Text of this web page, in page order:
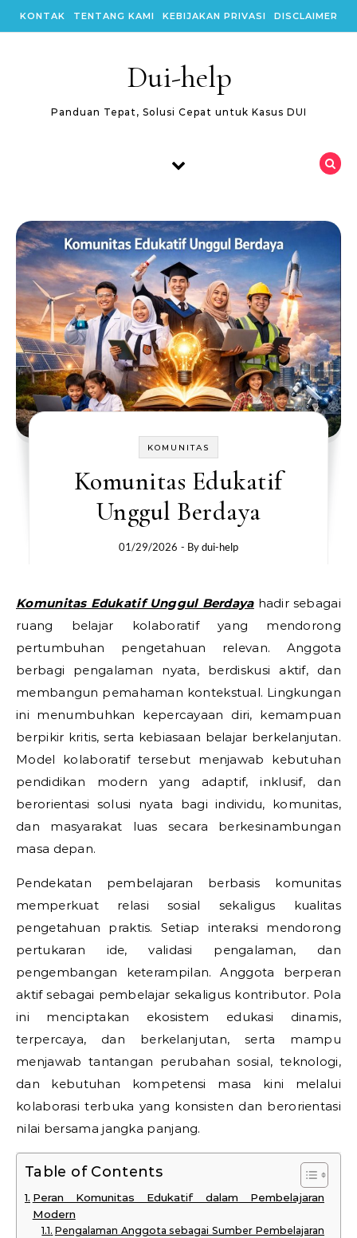
KONTAK TENTANG KAMI KEBIJAKAN PRIVASI DISCLAIMER
Dui-help
Panduan Tepat, Solusi Cepat untuk Kasus DUI
KOMUNITAS
Komunitas Edukatif
Unggul Berdaya
01/29/2026 - Bydui-help
Komunitas Edukatif Unggul Berdayahadir sebagai
ruang belajar kolaboratif yang mendorong
pertumbuhan pengetahuan relevan. Anggota
berbagi pengalaman nyata, berdiskusi aktif, dan
membangun pemahaman kontekstual. Lingkungan
ini menumbuhkan kepercayaan diri, kemampuan
berpikir kritis, serta kebiasaan belajar berkelanjutan.
Model kolaboratif tersebut menjawab kebutuhan
pendidikan modern yang adaptif, inklusif, dan
berorientasi solusi nyata bagi individu, komunitas,
dan masyarakat luas secara berkesinambungan
masa depan.
Pendekatan pembelajaran berbasis komunitas
memperkuat relasi sosial sekaligus kualitas
pengetahuan praktis. Setiap interaksi mendorong
pertukaran ide, validasi pengalaman, dan
pengembangan keterampilan. Anggota berperan
aktif sebagai pembelajar sekaligus kontributor. Pola
ini menciptakan ekosistem edukasi dinamis,
terpercaya, dan berkelanjutan, serta mampu
menjawab tantangan perubahan sosial, teknologi,
dan kebutuhan kompetensi masa kini melalui
kolaborasi terbuka yang konsisten dan berorientasi
nilai bersama jangka panjang.
Table of Contents
Peran Komunitas Edukatif dalam Pembelajaran
Modern
Pengalaman Anggota sebagai Sumber Pembelajaran